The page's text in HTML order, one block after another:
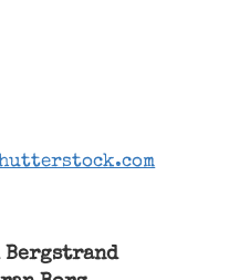
Bergstrand